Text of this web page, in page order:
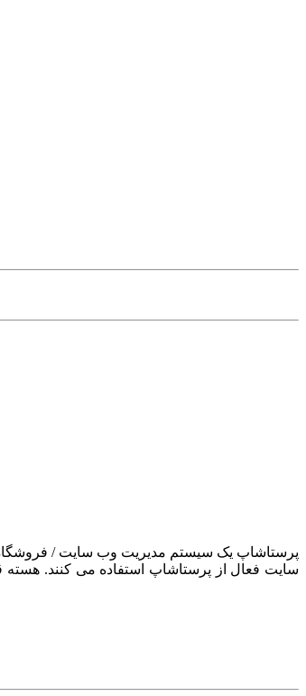
سایت فعال از پرستاشاپ استفاده می کنند. هسته